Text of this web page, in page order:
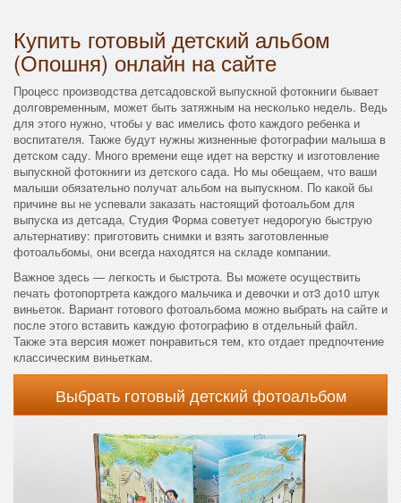
Купить готовый детский альбом
(Опошня) онлайн на сайте
Процесс производства детсадовской выпускной фотокниги бывает
долговременным, может быть затяжным на несколько недель. Ведь
для этого нужно, чтобы у вас имелись фото каждого ребенка и
воспитателя. Также будут нужны жизненные фотографии малыша в
детском саду. Много времени еще идет на верстку и изготовление
выпускной фотокниги из детского сада. Но мы обещаем, что ваши
малыши обязательно получат альбом на выпускном. По какой бы
причине вы не успевали заказать настоящий фотоальбом для
выпуска из детсада, Студия Форма советует недорогую быструю
альтернативу: приготовить снимки и взять заготовленные
фотоальбомы, они всегда находятся на складе компании.
Важное здесь — легкость и быстрота. Вы можете осуществить
печать фотопортрета каждого мальчика и девочки и от3 до10 штук
виньеток. Вариант готового фотоальбома можно выбрать на сайте и
после этого вставить каждую фотографию в отдельный файл.
Также эта версия может понравиться тем, кто отдает предпочтение
классическим виньеткам.
Выбрать готовый детский фотоальбом